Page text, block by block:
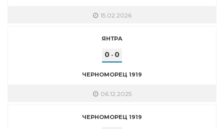
15.02.2026
ЯНТРА
0 - 0
ЧЕРНОМОРЕЦ 1919
06.12.2025
ЧЕРНОМОРЕЦ 1919